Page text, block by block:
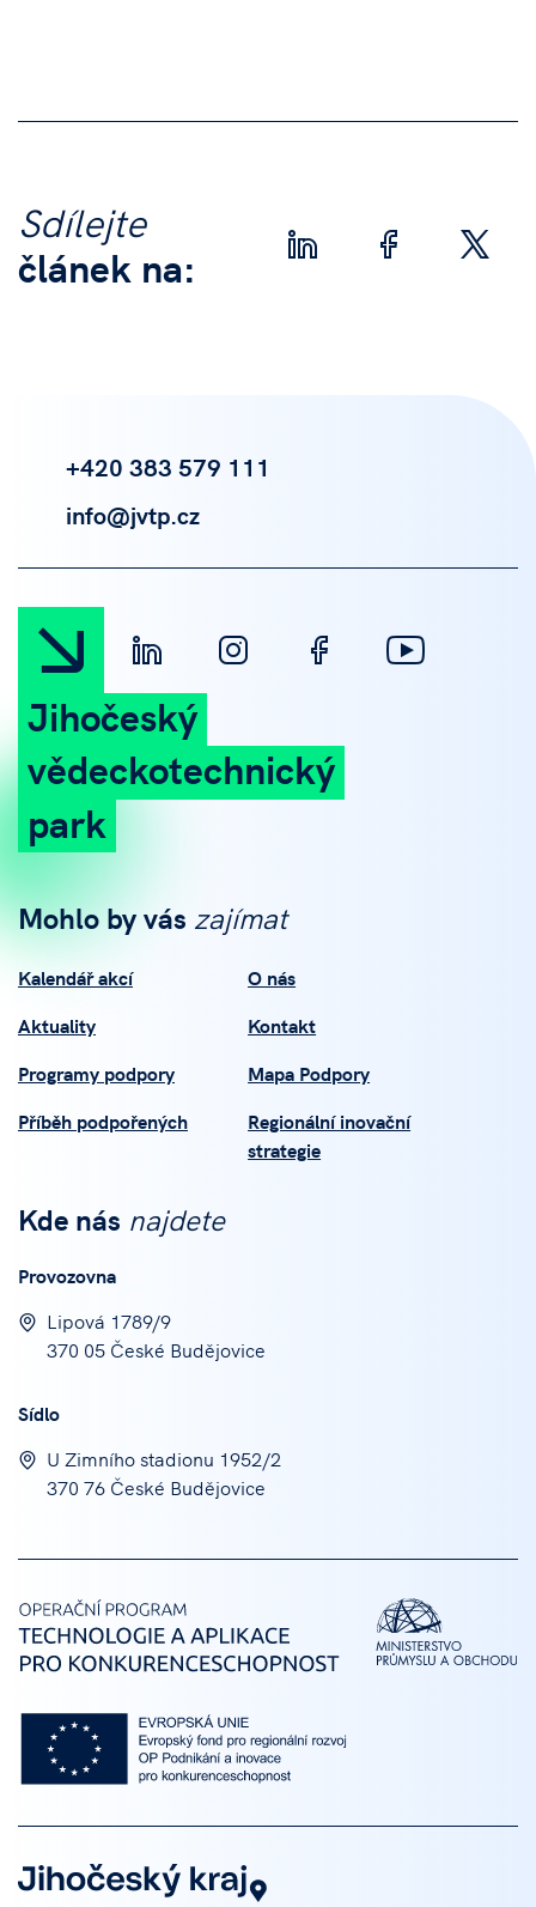
Sdílejte
článek na:
+420 383 579 111
info@jvtp.cz
Jihočeský
vědeckotechnický
park
Mohlo by vás zajímat
Kalendář akcí
Aktuality
Programy podpory
Příběh podpořených
O nás
Kontakt
Mapa Podpory
Regionální inovační
strategie
Kde nás najdete
Provozovna
Lipová 1789/9
370 05 České Budějovice
Sídlo
U Zimního stadionu 1952/2
370 76 České Budějovice